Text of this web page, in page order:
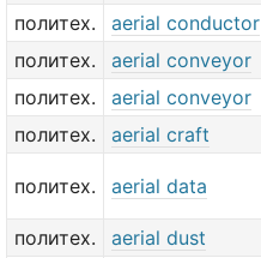
политех.
aerial conductor
политех.
aerial conveyor
политех.
aerial conveyor
политех.
aerial craft
политех. aerial data
политех.
aerial dust